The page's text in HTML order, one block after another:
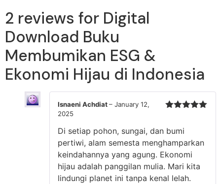
2 reviews for Digital
Download Buku
Membumikan ESG &
Ekonomi Hijau di Indonesia
Isnaeni Achdiat– January 12,
2025
Di setiap pohon, sungai, dan bumi
pertiwi, alam semesta menghamparkan
keindahannya yang agung. Ekonomi
hijau adalah panggilan mulia. Mari kita
lindungi planet ini tanpa kenal lelah.